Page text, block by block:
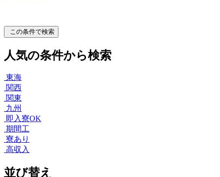
この条件で検索
人気の条件から検索
東海
関西
関東
九州
即入寮OK
期間工
寮あり
高収入
並び替え